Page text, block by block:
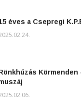
éves a Csepregi
Körmenden